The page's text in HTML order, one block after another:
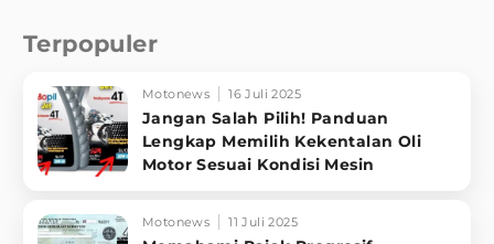
Terpopuler
Motonews 16 Juli 2025
Jangan Salah Pilih! Panduan
Lengkap Memilih Kekentalan Oli
Motor Sesuai Kondisi Mesin
Motonews 11 Juli 2025